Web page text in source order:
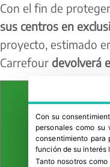
Con el fin de
sus centros en
proyecto, estimado
Carrefour devolverá
Con su
personales como
consentimiento para
función de su interés
Tanto nosotros